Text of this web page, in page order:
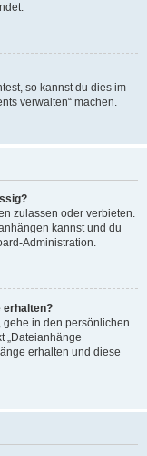
so kannst du dies im
verwalten“ machen.
zulassen oder verbieten.
kannst und du
Administration.
erhalten?
in den persönlichen
„Dateianhänge
erhalten und diese